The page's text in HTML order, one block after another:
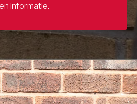
informatie.